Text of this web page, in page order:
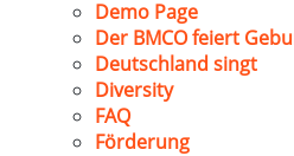
Demo Page
Der BMCO feiert
Deutschland singt
Diversity
FAQ
Förderung